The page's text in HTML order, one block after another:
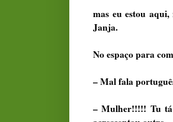
mas eu estou
Janja.
No espaço para
– Mal fala
– Mulher!!!!! Tu tá